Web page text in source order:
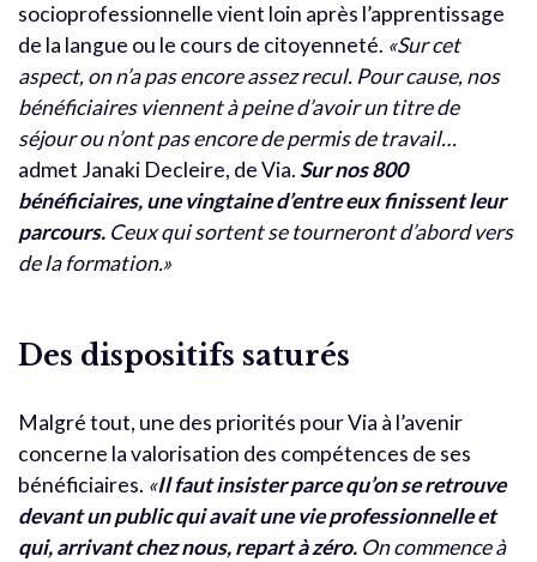
socioprofessionnelle vient loin après l’apprentissage
de la langue ou le cours de citoyenneté. «Sur cet
aspect, on n’a pas encore assez recul. Pour cause, nos
bénéficiaires viennent à peine d’avoir un titre de
séjour ou n’ont pas encore de permis de travail…
admet Janaki Decleire, de Via.Sur nos 800
bénéficiaires, une vingtaine d’entre eux finissent leur
parcours. Ceux qui sortent se tourneront d’abord vers
de la formation.»
Des dispositifs saturés
Malgré tout, une des priorités pour Via à l’avenir
concerne la valorisation des compétences de ses
bénéficiaires. «Il faut insister parce qu’on se retrouve
devant un public qui avait une vie professionnelle et
qui, arrivant chez nous, repart à zéro. On commence à